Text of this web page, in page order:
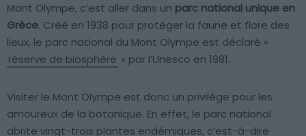
Mont Olympe, c’est aller dans un parc national unique en
Grèce. Créé en 1938 pour protéger la faune et flore des
lieux, le parc national du Mont Olympe est déclaré «
réserve de biosphère » par l’Unesco en 1981.
Visiter le Mont Olympe est donc un privilège pour les
amoureux de la botanique. En effet, le parc national
abrite vingt-trois plantes endémiques, c’est-à-dire